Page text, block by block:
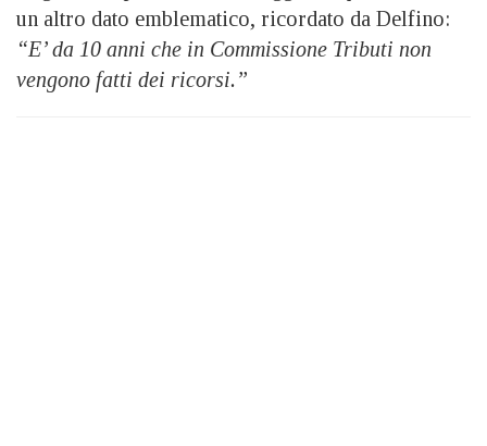
un altro dato emblematico, ricordato da Delfino:
“E’ da 10 anni che in Commissione Tributi non
vengono fatti dei ricorsi.”